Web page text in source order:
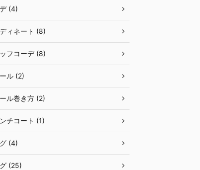
(4)
ィネート (8)
フコーデ (8)
ル (2)
ル巻き方 (2)
チコート (1)
(4)
(25)